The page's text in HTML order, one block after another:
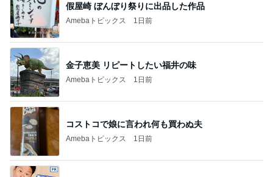
假屋崎 ぼんぼり祭りに出品した作品
Amebaトピックス 1日前
金子恵美 リピートしたい福井の味
Amebaトピックス 1日前
コストコで娘に言われ何も買わぬ夫
Amebaトピックス 1日前